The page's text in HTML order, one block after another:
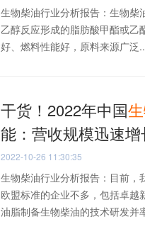
生物柴油行业分析报告：生物柴
乙醇反应形成的脂肪酸甲酯或乙
好、燃料性能好，原料来源广泛
干货！2022年中国
能：营收规模迅速增
2022-10-26 11:30:35
生物柴油行业分析报告：目前，
欧盟标准的企业不多，包括卓
油脂制备生物柴油的技术研发并